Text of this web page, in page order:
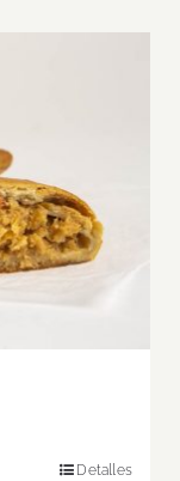
Detalles